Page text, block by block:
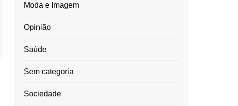
Moda e Imagem
Opinião
Saúde
Sem categoria
Sociedade